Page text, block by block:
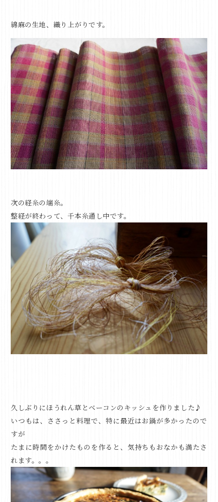
綿麻の生地、織り上がりです。
次の経糸の端糸。
整経が終わって、千本糸通し中です。
久しぶりにほうれん草とベーコンのキッシュを作りました♪
いつもは、ささっと料理で、特に最近はお鍋が多かったので
すが
たまに時間をかけたものを作ると、気持ちもおなかも満たさ
れます。。。